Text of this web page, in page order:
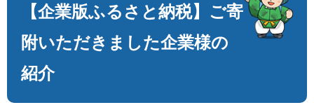
【企業版ふるさと納税】ご寄
附いただきました企業様の
紹介